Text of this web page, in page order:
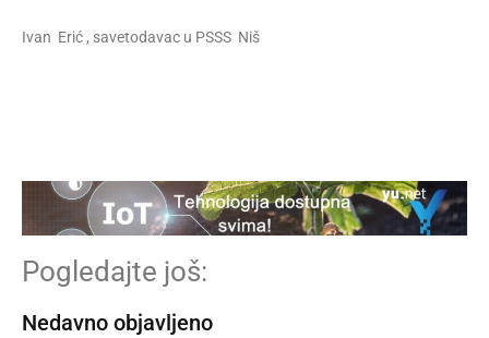
Ivan Erić , savetodavac u PSSS Niš
Pogledajte još:
Nedavno objavljeno